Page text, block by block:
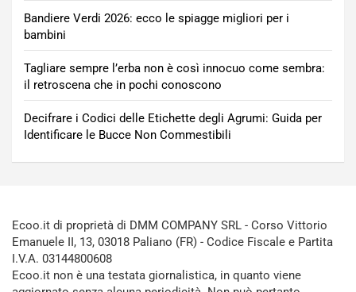
Bandiere Verdi 2026: ecco le spiagge migliori per i
bambini
Tagliare sempre l’erba non è così innocuo come sembra:
il retroscena che in pochi conoscono
Decifrare i Codici delle Etichette degli Agrumi: Guida per
Identificare le Bucce Non Commestibili
Ecoo.it di proprietà di DMM COMPANY SRL - Corso Vittorio
Emanuele II, 13, 03018 Paliano (FR) - Codice Fiscale e Partita
I.V.A. 03144800608
Ecoo.it non è una testata giornalistica, in quanto viene